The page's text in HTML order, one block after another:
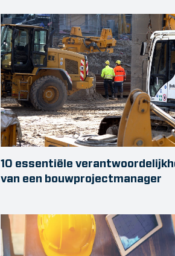
10 essentiële
van een bouwprojectmanager